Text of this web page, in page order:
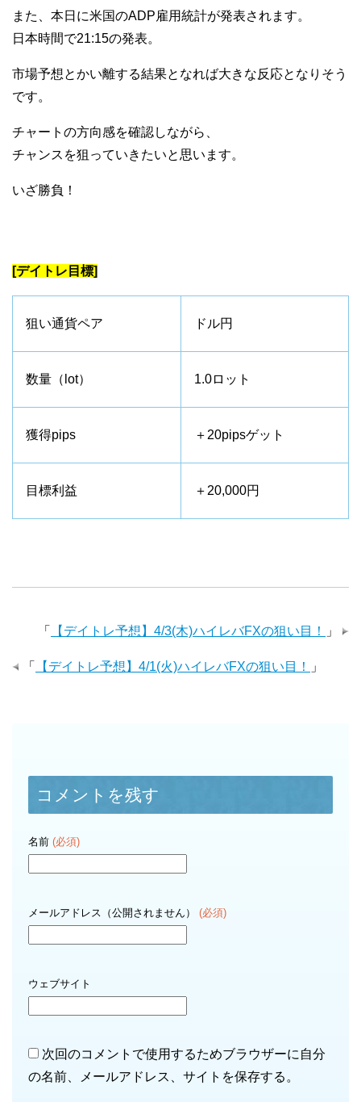
また、本日に米国のADP雇用統計が発表されます。
日本時間で21:15の発表。
市場予想とかい離する結果となれば大きな反応となりそう
です。
チャートの方向感を確認しながら、
チャンスを狙っていきたいと思います。
いざ勝負！
[デイトレ目標]
狙い通貨ペア ドル円
数量（lot） 1.0ロット
獲得pips ＋20pipsゲット
目標利益 ＋20,000円
「 【デイトレ予想】4/3(木)ハイレバFXの狙い目！ 」
「 【デイトレ予想】4/1(火)ハイレバFXの狙い目！ 」
コメントを残す
名前 (必須)
メールアドレス（公開されません） (必須)
ウェブサイト
次回のコメントで使用するためブラウザーに自分
の名前、メールアドレス、サイトを保存する。